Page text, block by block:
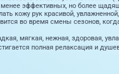
эффективных, но более
кожу рук красивой,
во время смены сезонов,
мягкая, нежная, здоровая,
полная релаксация и